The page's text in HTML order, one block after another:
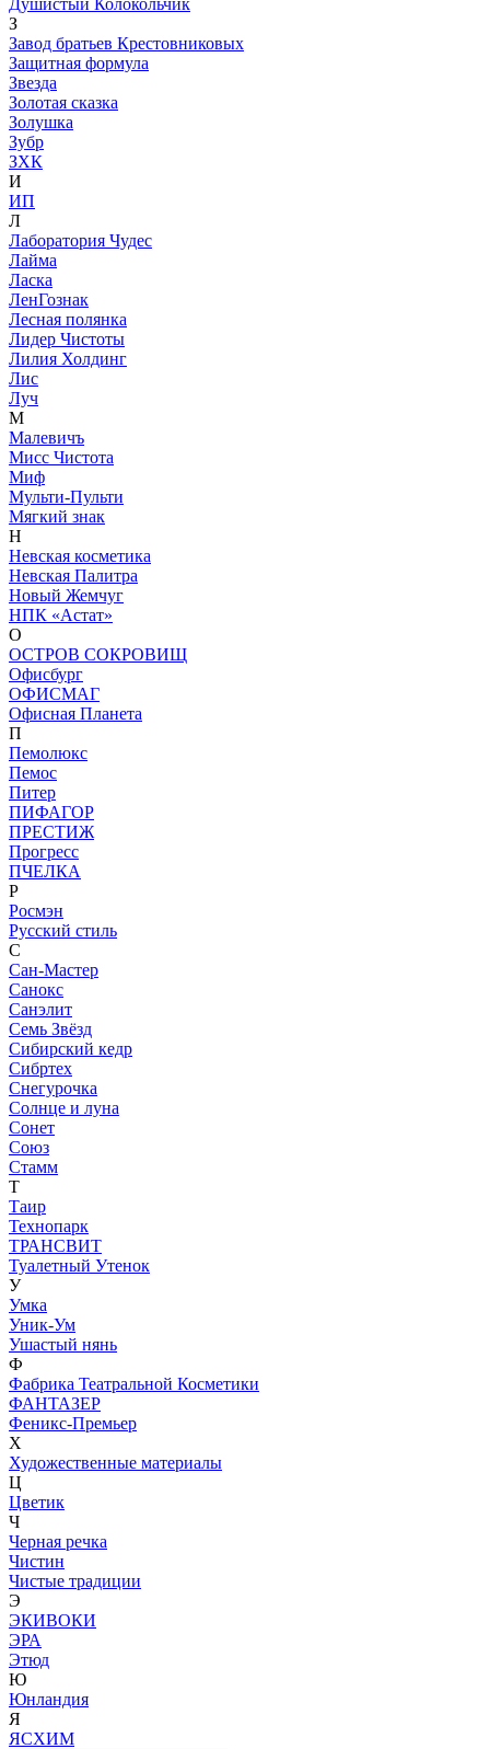
Душистый Колокольчик
З
Завод братьев Крестовниковых
Защитная формула
Звезда
Золотая сказка
Золушка
Зубр
ЗХК
И
ИП
Л
Лаборатория Чудес
Лайма
Ласка
ЛенГознак
Лесная полянка
Лидер Чистоты
Лилия Холдинг
Лис
Луч
М
Малевичъ
Мисс Чистота
Миф
Мульти-Пульти
Мягкий знак
Н
Невская косметика
Невская Палитра
Новый Жемчуг
НПК «Астат»
О
ОСТРОВ СОКРОВИЩ
Офисбург
ОФИСМАГ
Офисная Планета
П
Пемолюкс
Пемос
Питер
ПИФАГОР
ПРЕСТИЖ
Прогресс
ПЧЕЛКА
Р
Росмэн
Русский стиль
С
Сан-Мастер
Санокс
Санэлит
Семь Звёзд
Сибирский кедр
Сибртех
Снегурочка
Солнце и луна
Сонет
Союз
Стамм
Т
Таир
Технопарк
ТРАНСВИТ
Туалетный Утенок
У
Умка
Уник-Ум
Ушастый нянь
Ф
Фабрика Театральной Косметики
ФАНТАЗЕР
Феникс-Премьер
Х
Художественные материалы
Ц
Цветик
Ч
Черная речка
Чистин
Чистые традиции
Э
ЭКИВОКИ
ЭРА
Этюд
Ю
Юнландия
Я
ЯСХИМ